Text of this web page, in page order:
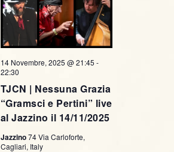
TJCN | Nessuna Grazia
“Gramsci e Pertini” live
al Jazzino il 14/11/2025
14 Novembre, 2025 @ 21:45 -
22:30
Jazzino74 Via Carloforte,
Cagliari, Italy